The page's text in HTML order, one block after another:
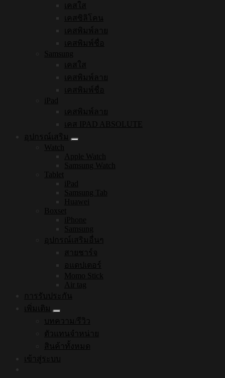
เคสใส
เคสซิลิโคน
เคสพิมพ์ลาย
เคสพิมพ์ชื่อ
Samsung
เคสใส
เคสพิมพ์ลาย
เคสพิมพ์ชื่อ
iPad
เคสพิมพ์ลาย
เคส IPAD ABSOLUTE
อุปกรณ์เสริม
Watch
Apple Watch
Samsung Watch
Tablet
iPad
Samsung Tab
Huawei
Boxset
iPhone
Samsung
อุปกรณ์เสริมอื่นๆ
สายชาร์จ
อแดปเตอร์
Momo Stick
Air tag
การรับประกัน
เพิ่มเติม
บทความ/รีวิว
ตัวแทนจำหน่าย
สินค้าทั้งหมด
เข้าสู่ระบบ